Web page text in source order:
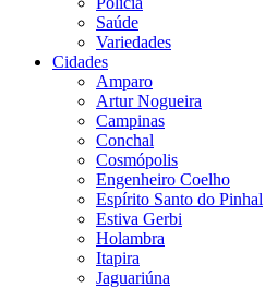
Saúde
Variedades
Cidades
Amparo
Artur Nogueira
Campinas
Conchal
Cosmópolis
Engenheiro Coelho
Espírito Santo do Pinhal
Estiva Gerbi
Holambra
Itapira
Jaguariúna